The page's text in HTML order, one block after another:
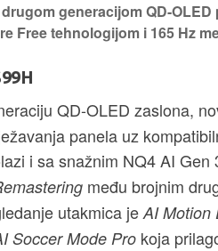
generacijom QD-
Free tehnologijom i 165 Hz
QD-OLED zaslona,
panela uz
i sa snažnim NQ4 AI
među brojnim
utakmica jeAI Motion
Soccer Mode Pro koja